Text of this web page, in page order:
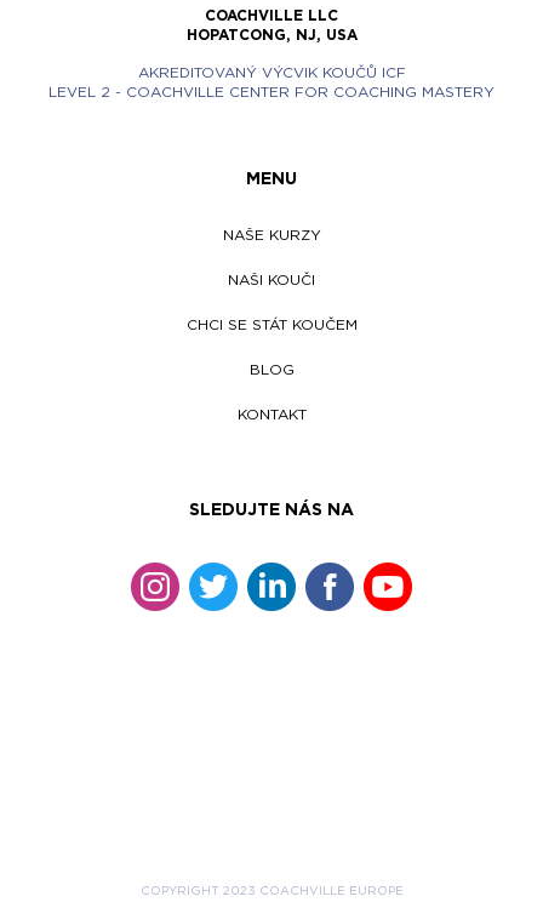
COACHVILLE LLC
HOPATCONG, NJ, USA
AKREDITOVANÝ VÝCVIK KOUČŮ ICF
LEVEL 2 - COACHVILLE CENTER FOR COACHING MASTERY
MENU
NAŠE KURZY
NAŠI KOUČI
CHCI SE STÁT KOUČEM
BLOG
KONTAKT
SLEDUJTE NÁS NA
COPYRIGHT 2023 COACHVILLE EUROPE